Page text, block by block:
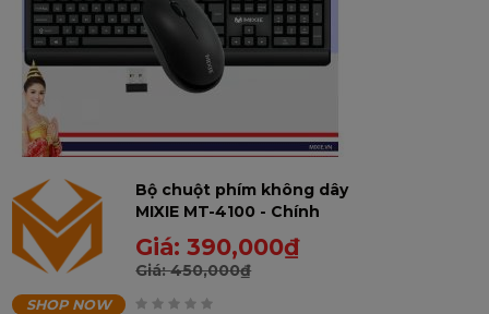
Bộ chuột phím không dây
MIXIE MT-4100 - Chính
hãng, bảo hành 12 tháng
Giá:390,000₫
Giá:450,000₫
SHOP NOW